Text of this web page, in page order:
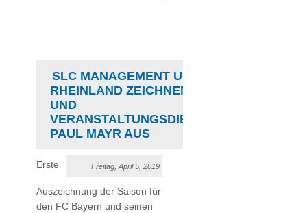
SLC MANAGEMENT UND TÜV
RHEINLAND ZEICHNEN FC BAYERN
UND
VERANSTALTUNGSDIENSTLEISTER
PAUL MAYR AUS
Freitag, April 5, 2019
Erste
Auszeichnung der Saison für
den FC Bayern und seinen